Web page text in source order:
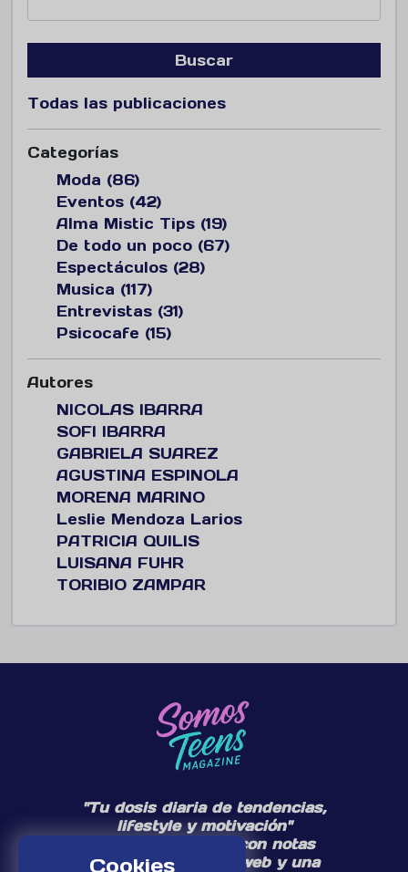
Cookies
Buscar
Todas las publicaciones
Categorías
Moda (86)
Eventos (42)
Alma Mistic Tips (19)
De todo un poco (67)
Espectáculos (28)
Musica (117)
Entrevistas (31)
Psicocafe (15)
Autores
NICOLAS IBARRA
SOFI IBARRA
GABRIELA SUAREZ
AGUSTINA ESPINOLA
MORENA MARINO
Leslie Mendoza Larios
PATRICIA QUILIS
LUISANA FUHR
TORIBIO ZAMPAR
"Tu dosis diaria de tendencias,
lifestyle y motivación"
Te acompañamos con notas
diarias en nuestra web y una